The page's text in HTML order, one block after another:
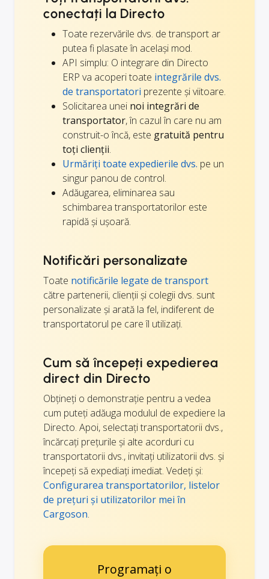
conectați la Directo
Toate rezervările dvs. de transport ar
putea fi plasate în același mod.
API simplu: O integrare din Directo
ERP va acoperi toate integrările dvs.
de transportatori prezente și viitoare.
Solicitarea unei noi integrări de
transportator, în cazul în care nu am
construit-o încă, este gratuită pentru
toți clienții.
Urmăriți toate expedierile dvs. pe un
singur panou de control.
Adăugarea, eliminarea sau
schimbarea transportatorilor este
rapidă și ușoară.
Notificări personalizate
Toate notificările legate de transport
către partenerii, clienții și colegii dvs. sunt
personalizate și arată la fel, indiferent de
transportatorul pe care îl utilizați.
Cum să începeți expedierea
direct din Directo
Obțineți o demonstrație pentru a vedea
cum puteți adăuga modulul de expediere la
Directo. Apoi, selectați transportatorii dvs.,
încărcați prețurile și alte acorduri cu
transportatorii dvs., invitați utilizatorii dvs. și
începeți să expediați imediat. Vedeți și:
Configurarea transportatorilor, listelor
de prețuri și utilizatorilor mei în
Cargoson.
Programați o